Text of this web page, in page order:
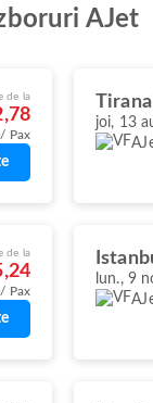
AJet
de la
Pax
joi, 13
de la
Pax
lun., 9